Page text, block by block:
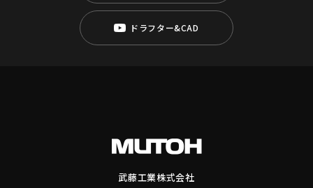
ドラフター&CAD
武藤工業株式会社